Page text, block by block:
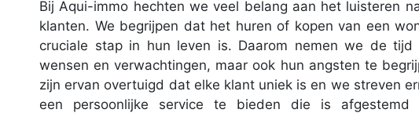
Bij Aqui-immo hechten we veel belang aan het luisteren
klanten. We begrijpen dat het huren of kopen van een
cruciale stap in hun leven is. Daarom nemen we de tijd
wensen en verwachtingen, maar ook hun angsten te
zijn ervan overtuigd dat elke klant uniek is en we streven
een persoonlijke service te bieden die is afgestemd